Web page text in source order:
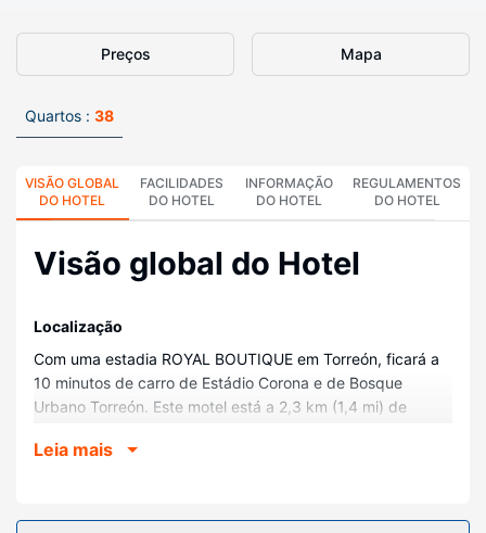
Preços Mapa
Quartos : 38
VISÃO GLOBAL
DO HOTEL
FACILIDADES
DO HOTEL
INFORMAÇÃO
DO HOTEL
REGULAMENTOS
DO HOTEL
Visão global do Hotel
Localização
Com uma estadia ROYAL BOUTIQUE em Torreón, ficará a
10 minutos de carro de Estádio Corona e de Bosque
Urbano Torreón. Este motel está a 2,3 km (1,4 mi) de
de Torreón.
Sinta-se em casa num dos 38 quartos. Mantenha-se em
Leia mais